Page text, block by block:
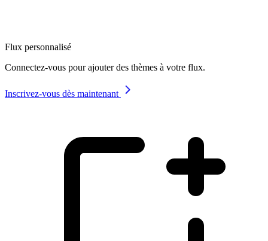
Flux personnalisé
Connectez-vous pour ajouter des thèmes à votre flux.
Inscrivez-vous dès maintenant